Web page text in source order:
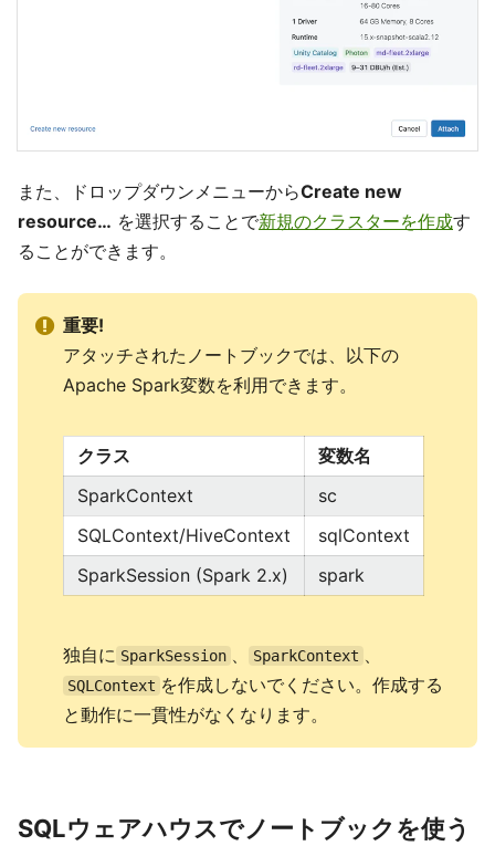
また、ドロップダウンメニューからCreate new
resource… を選択することで新規のクラスターを作成す
ることができます。
重要!
アタッチされたノートブックでは、以下の
Apache Spark変数を利用できます。
クラス
変数名
SparkContext
sc
SQLContext/HiveContext
sqlContext
SparkSession (Spark 2.x)
spark
独自に SparkSession SparkContext
SQLContext を作成しないでください。作成する
と動作に一貫性がなくなります。
SQLウェアハウスでノートブックを使う